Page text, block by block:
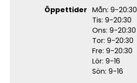
Öppettider Mån: 9-20:30
Tis: 9-20:30
Ons: 9-20:30
Tor: 9-20:30
Fre: 9-20:30
Lör: 9-16
Sön: 9-16